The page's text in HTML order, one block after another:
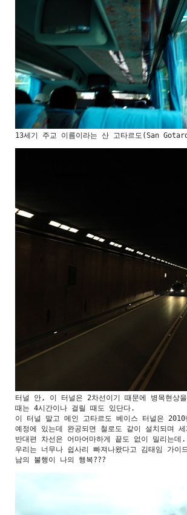
13세기 주교 이름이라는 산 고타르도(San
터널 안, 이 터널은 2차선이기 때문에 병목현
때는 4시간이나 걸릴 때도 있단다.
이 터널 말고 메인 고타르도 베이스 터널은
예정에 있는데 완공되면 철로도 같이 설치되며
반대편 차선은 어마어마하게 끝도 없이 밀리는
우리는 너무나 쉽사리 빠져나왔다고 김태임 가이
남의 불행이 나의 행복???